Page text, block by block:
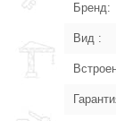
Бренд:
Вид :